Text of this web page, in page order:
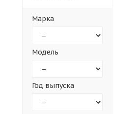
Марка
Модель
Год выпуска